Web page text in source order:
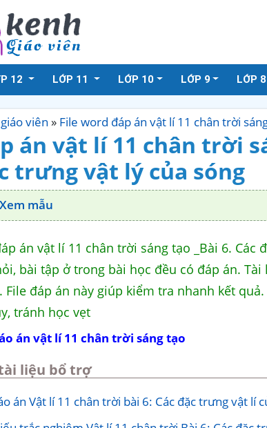
12 LỚP 11 LỚP 10 LỚP 9 LỚP 8
viên » File word đáp án vật lí 11 chân trời
án vật lí 11 chân trời
trưng vật lý của sóng
Xem mẫu
án vật lí 11 chân trời sáng tạo _Bài 6. Các
bài tập ở trong bài học đều có đáp án.
File đáp án này giúp kiểm tra nhanh kết
tránh học vẹt
án vật lí 11 chân trời sáng tạo
liệu bổ trợ
án Vật lí 11 chân trời bài 6: Các đặc trưng vật lí